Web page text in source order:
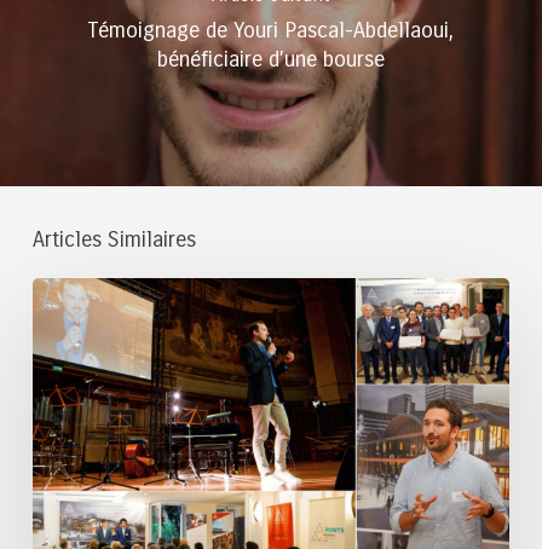
Témoignage de Youri Pascal-Abdellaoui,
bénéficiaire d’une bourse
Articles Similaires
Prêts
d’honneur
aux
startups
accordés
en
2026